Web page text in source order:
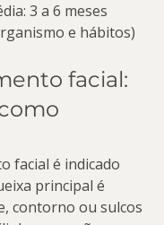
3 a 6 meses
e hábitos)
facial:
facial é indicado
principal é
contorno ou sulcos